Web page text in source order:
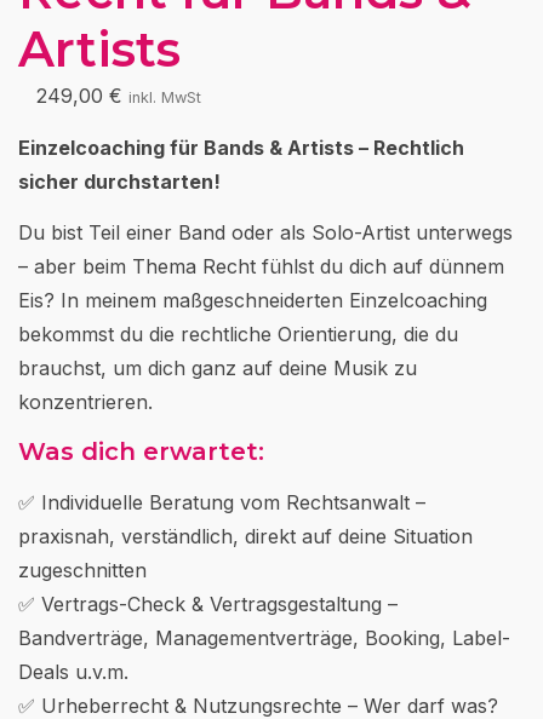
Artists
249,00 € inkl. MwSt
Einzelcoaching für Bands & Artists – Rechtlich
sicher durchstarten!
Du bist Teil einer Band oder als Solo-Artist unterwegs
– aber beim Thema Recht fühlst du dich auf dünnem
Eis? In meinem maßgeschneiderten Einzelcoaching
bekommst du die rechtliche Orientierung, die du
brauchst, um dich ganz auf deine Musik zu
konzentrieren.
Was dich erwartet:
✅ Individuelle Beratung vom Rechtsanwalt –
praxisnah, verständlich, direkt auf deine Situation
zugeschnitten
✅ Vertrags-Check & Vertragsgestaltung –
Bandverträge, Managementverträge, Booking, Label-
Deals u.v.m.
✅ Urheberrecht & Nutzungsrechte – Wer darf was?